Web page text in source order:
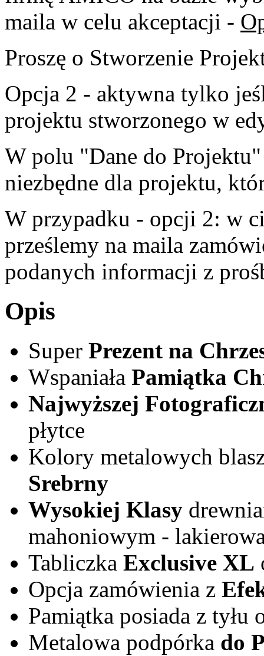
maila w celu akceptacji -
Proszę o Stworzenie
Opcja 2 - aktywna tylko
projektu stworzonego w
W polu "Dane do
niezbędne dla projektu,
W przypadku - opcji 2: w
prześlemy na maila
podanych informacji z
Opis
Super Prezent na
Wspaniała Pamiątka
Najwyższej
płytce
Kolory metalowych
Srebrny
Wysokiej Klasy
mahoniowym -
Tabliczka Exclusive XL
Opcja zamówienia z
Pamiątka posiada z tyłu
Metalowa podpórka do